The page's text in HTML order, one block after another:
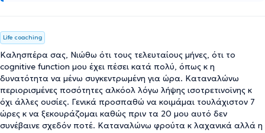
Life coaching
Καλησπέρα σας, Νιώθω ότι τους τελευταίους μήνες, ότι το
cognitive function μου έχει πέσει κατά πολύ, όπως κ η
δυνατότητα να μένω συγκεντρωμένη για ώρα. Καταναλώνω
περιορισμένες ποσότητες αλκόολ λόγω λήψης ισοτρετινοϊνης κ
όχι άλλες ουσίες. Γενικά προσπαθώ να κοιμάμαι τουλάχιστον 7
ώρες κ να ξεκουράζομαι καθώς πριν τα 20 μου αυτό δεν
συνέβαινε σχεδόν ποτέ. Καταναλώνω φρούτα κ λαχανικά αλλά η